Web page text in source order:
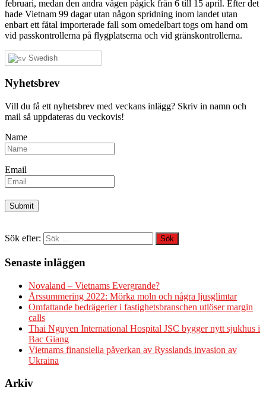
februari, medan den andra vågen pågick från 6 till 15 april. Efter det
hade Vietnam 99 dagar utan någon spridning inom landet utan
enbart ett fåtal importerade fall som omedelbart togs om hand om
vid passkontrollerna på flygplatserna och vid gränskontrollerna.
Swedish
Nyhetsbrev
Vill du få ett nyhetsbrev med veckans inlägg? Skriv in namn och
mail så uppdateras du veckovis!
Name
Email
Sök efter:
Senaste inläggen
Novaland – Vietnams Evergrande?
Årssummering 2022: Mörka moln och några ljusglimtar
Omfattande bedrägerier i fastighetsbranschen utlöser margin
calls
Thai Nguyen International Hospital JSC bygger nytt sjukhus i
Bac Giang
Vietnams finansiella påverkan av Rysslands invasion av
Ukraina
Arkiv